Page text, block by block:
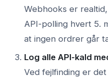
Webhooks er
API-polling hvert 5.
at ingen ordrer går
Log alle API-kald
Ved fejlfinding er